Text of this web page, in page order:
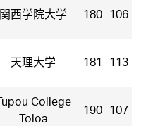
関西学院大学 180 106
天理大学 181 113
Tupou College
Toloa
190 107